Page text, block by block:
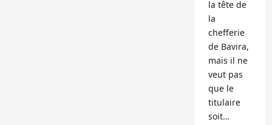
la tête de
la
chefferie
de Bavira,
mais il ne
veut pas
que le
titulaire
soit…